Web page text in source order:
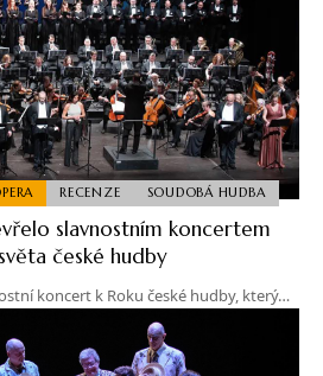
RECENZE SOUDOBÁ HUDBA
slavnostním koncertem
české hudby
koncert k Roku české hudby, který…